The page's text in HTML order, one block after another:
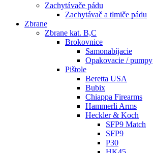
Zachytávače pádu
Zachytávač a tlmiče pádu
Zbrane
Zbrane kat. B,C
Brokovnice
Samonabíjacie
Opakovacie / pumpy
Pištole
Beretta USA
Bubix
Chiappa Firearms
Hammerli Arms
Heckler & Koch
SFP9 Match
SFP9
P30